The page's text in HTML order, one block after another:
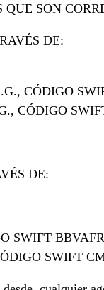
QUE SON
DE:
CÓDIGO
CÓDIGO
DE:
SWIFT
SWIFT